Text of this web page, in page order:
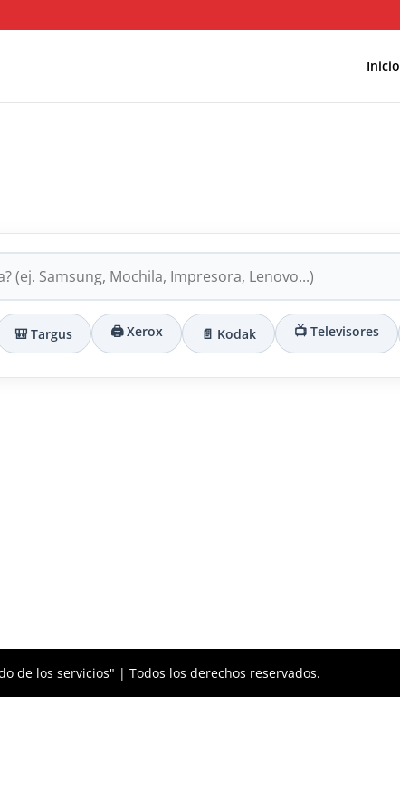
Inicio
🎒 Targus 🖨️ Xerox 📄 Kodak 📺 Televisores
de los servicios" | Todos los derechos reservados.